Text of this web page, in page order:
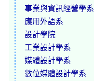
事業與資訊經營學系
應用外語系
設計學院
工業設計學系
媒體設計學系
數位媒體設計學系